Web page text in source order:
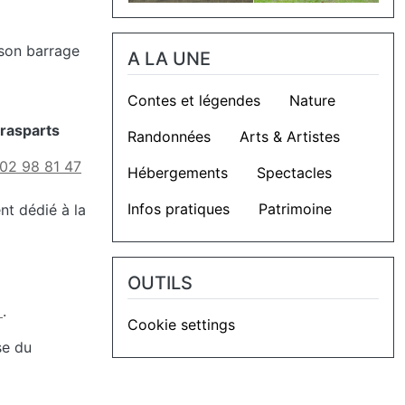
barrage
02 98 81 47
dédié à la
.
du
A LA UNE
Contes et légendes
Nature
Randonnées
Arts & Artistes
Hébergements
Spectacles
Infos pratiques
Patrimoine
OUTILS
Cookie settings